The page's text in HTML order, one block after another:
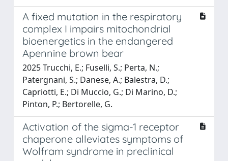
A fixed mutation in the respiratory
complex I impairs mitochondrial
bioenergetics in the endangered
Apennine brown bear
2025 Trucchi, E.; Fuselli, S.; Perta, N.;
Patergnani, S.; Danese, A.; Balestra, D.;
Capriotti, E.; Di Muccio, G.; Di Marino, D.;
Pinton, P.; Bertorelle, G.
Activation of the sigma-1 receptor
chaperone alleviates symptoms of
Wolfram syndrome in preclinical